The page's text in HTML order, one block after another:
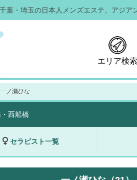
葉・埼玉の日本人メンズエステ、 アジア
エリア検索
ノ瀬ひな
・西船橋
セラピスト一覧